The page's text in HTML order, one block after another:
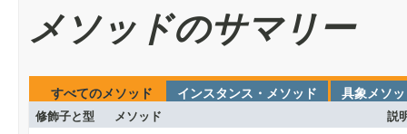
メソッドのサマリー
すべてのメソッド インスタンス・メソッド
具象メソ
修飾子と型
メソッド 説